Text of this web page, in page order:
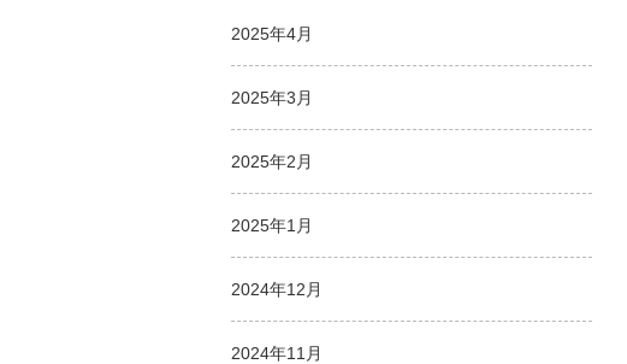
2025年4月
2025年3月
2025年2月
2025年1月
2024年12月
2024年11月